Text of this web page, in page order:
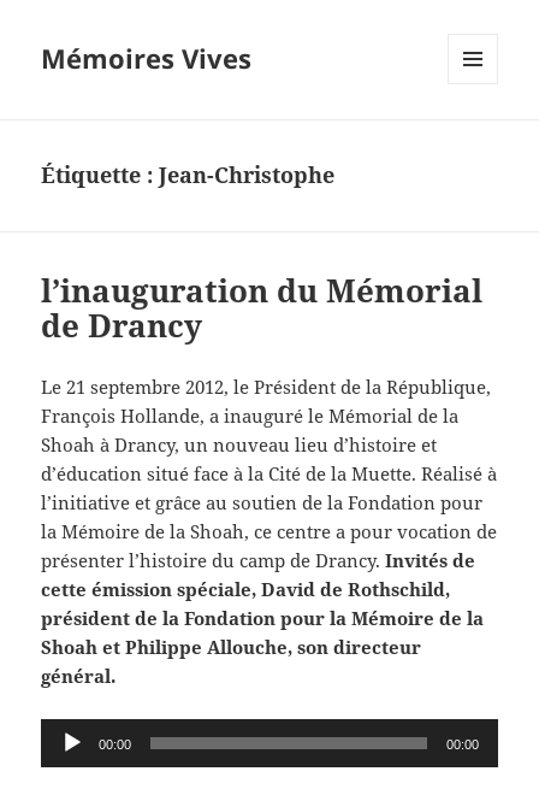
Mémoires Vives
Étiquette :Jean-Christophe
l’inauguration du Mémorial
de Drancy
Le 21 septembre 2012, le Président de la République,
François Hollande, a inauguré le Mémorial de la
Shoah à Drancy, un nouveau lieu d’histoire et
d’éducation situé face à la Cité de la Muette. Réalisé à
l’initiative et grâce au soutien de la Fondation pour
la Mémoire de la Shoah, ce centre a pour vocation de
présenter l’histoire du camp de Drancy.Invités de
cette émission spéciale, David de Rothschild,
président de la Fondation pour la Mémoire de la
Shoah et Philippe Allouche, son directeur
général.
Lecteur
audio
00:00 00:00